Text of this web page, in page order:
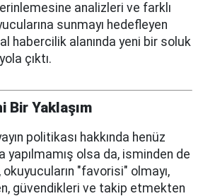
analizleri ve farklı
sunmayı hedefleyen
habercilik alanında yeni bir soluk
çıktı.
Bir Yaklaşım
politikası hakkında henüz
yapılmamış olsa da, isminden de
okuyucuların "favorisi" olmayı,
güvendikleri ve takip etmekten